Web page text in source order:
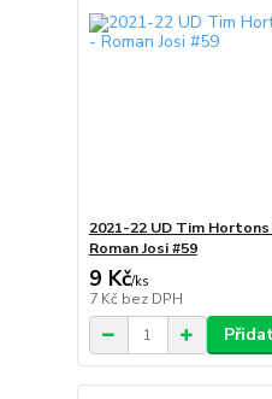
2021-22 UD Tim
Roman Josi #59
9 Kč/ks
7 Kč bez DPH